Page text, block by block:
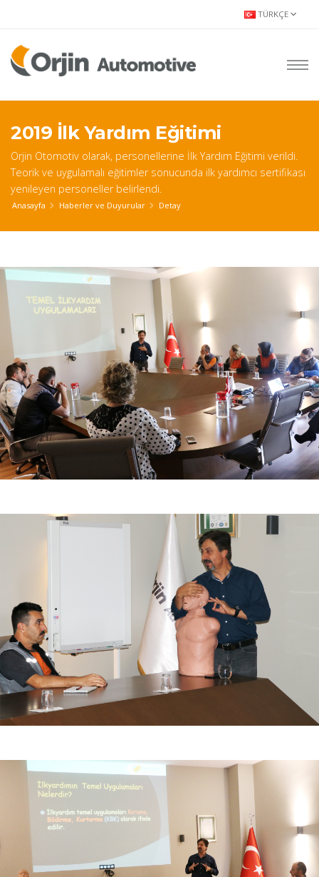
TÜRKÇE
2019 İlk Yardım Eğitimi
Orjin Otomotiv olarak, personellerine İlk Yardım Eğitimi verildi.
Teorik ve uygulamalı eğitimler sonucunda ilk yardımcı sertifikası
yenileyen personeller belirlendi.
Anasayfa Haberler ve Duyurular Detay